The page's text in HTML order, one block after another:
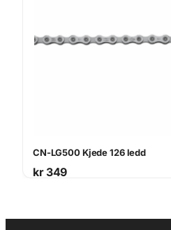
CN-LG500 Kjede 126 ledd
kr349